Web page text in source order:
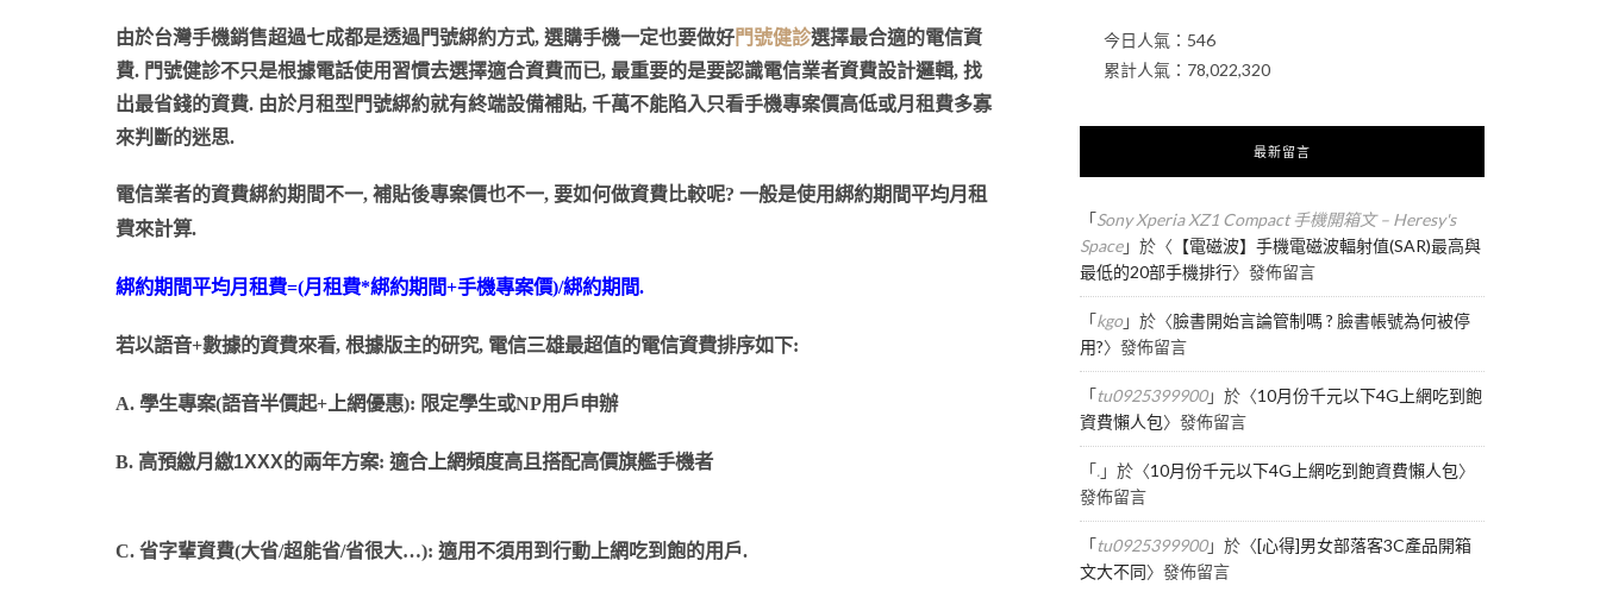
由於台灣手機銷售超過七成都是透過門號綁約方式, 選購手機一定也要做好門號健診選擇最合適的電信資
費. 門號健診不只是根據電話使用習慣去選擇適合資費而已, 最重要的是要認識電信業者資費設計邏輯, 找
出最省錢的資費. 由於月租型門號綁約就有終端設備補貼, 千萬不能陷入只看手機專案價高低或月租費多寡
來判斷的迷思.
電信業者的資費綁約期間不一, 補貼後專案價也不一, 要如何做資費比較呢? 一般是使用綁約期間平均月租
費來計算.
綁約期間平均月租費=(月租費*綁約期間+手機專案價)/綁約期間.
若以語音+數據的資費來看, 根據版主的研究, 電信三雄最超值的電信資費排序如下:
A. 學生專案(語音半價起+上網優惠): 限定學生或NP用戶申辦
B. 高預繳月繳1XXX的兩年方案: 適合上網頻度高且搭配高價旗艦手機者
C. 省字輩資費(大省/超能省/省很大…): 適用不須用到行動上網吃到飽的用戶.
今日人氣： 546
累計人氣： 78,022,320
最新留言
「Sony Xperia XZ1 Compact 手機開箱文 – Heresy's
Space」於〈 【電磁波】手機電磁波輻射值(SAR)最高與
最低的20部手機排行〉發佈留言
「kgo」於〈臉書開始言論管制嗎 ? 臉書帳號為何被停
用?〉發佈留言
「tu0925399900」於〈10月份千元以下4G上網吃到飽
資費懶人包〉發佈留言
「.」於〈10月份千元以下4G上網吃到飽資費懶人包〉
發佈留言
「tu0925399900」於〈[心得]男女部落客3C產品開箱
文大不同〉發佈留言